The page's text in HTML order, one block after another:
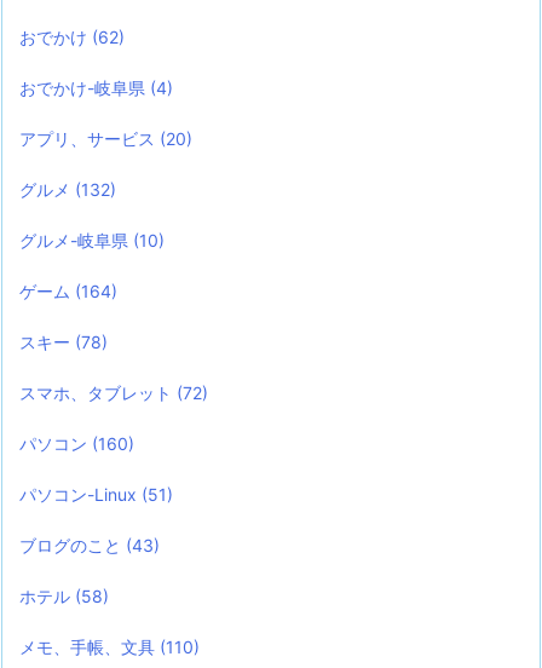
おでかけ (62)
おでかけ-岐阜県 (4)
アプリ、サービス (20)
グルメ (132)
グルメ-岐阜県 (10)
ゲーム (164)
スキー (78)
スマホ、タブレット (72)
パソコン (160)
パソコン-Linux (51)
ブログのこと (43)
ホテル (58)
メモ、手帳、文具 (110)